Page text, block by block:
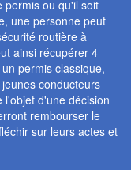
permis ou qu'il soit
une personne peut
routière à
ainsi récupérer 4
permis classique,
conducteurs
d'une décision
rembourser le
sur leurs actes et